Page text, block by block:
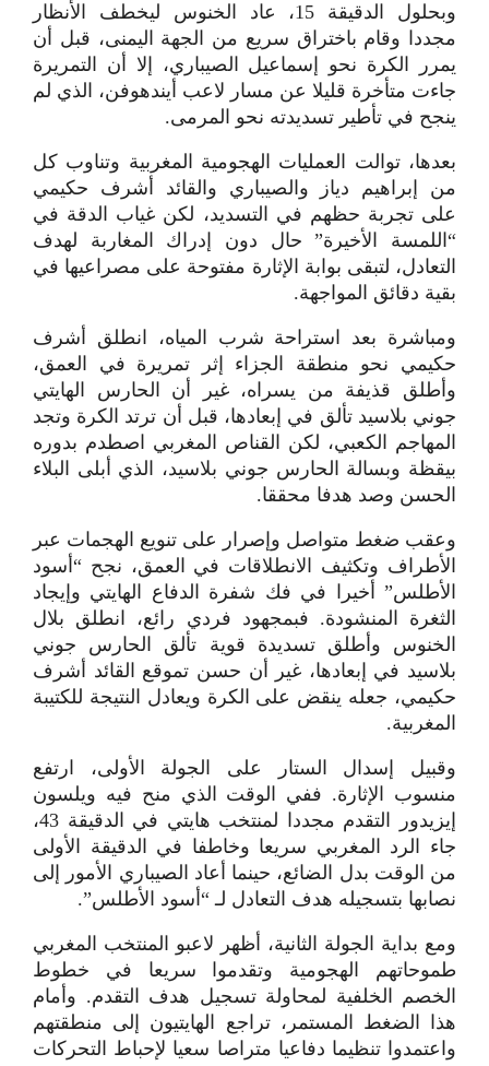
وبحلول الدقيقة 15، عاد الخنوس ليخطف الأنظار
مجددا وقام باختراق سريع من الجهة اليمنى، قبل أن
يمرر الكرة نحو إسماعيل الصيباري، إلا أن التمريرة
جاءت متأخرة قليلا عن مسار لاعب أيندهوفن، الذي لم
ينجح في تأطير تسديدته نحو المرمى.
بعدها، توالت العمليات الهجومية المغربية وتناوب كل
من إبراهيم دياز والصيباري والقائد أشرف حكيمي
على تجربة حظهم في التسديد، لكن غياب الدقة في
“اللمسة الأخيرة” حال دون إدراك المغاربة لهدف
التعادل، لتبقى بوابة الإثارة مفتوحة على مصراعيها في
بقية دقائق المواجهة.
ومباشرة بعد استراحة شرب المياه، انطلق أشرف
حكيمي نحو منطقة الجزاء إثر تمريرة في العمق،
وأطلق قذيفة من يسراه، غير أن الحارس الهايتي
جوني بلاسيد تألق في إبعادها، قبل أن ترتد الكرة وتجد
المهاجم الكعبي، لكن القناص المغربي اصطدم بدوره
بيقظة وبسالة الحارس جوني بلاسيد، الذي أبلى البلاء
الحسن وصد هدفا محققا.
وعقب ضغط متواصل وإصرار على تنويع الهجمات عبر
الأطراف وتكثيف الانطلاقات في العمق، نجح “أسود
الأطلس” أخيرا في فك شفرة الدفاع الهايتي وإيجاد
الثغرة المنشودة. فبمجهود فردي رائع، انطلق بلال
الخنوس وأطلق تسديدة قوية تألق الحارس جوني
بلاسيد في إبعادها، غير أن حسن تموقع القائد أشرف
حكيمي، جعله ينقض على الكرة ويعادل النتيجة للكتيبة
المغربية.
وقبيل إسدال الستار على الجولة الأولى، ارتفع
منسوب الإثارة. ففي الوقت الذي منح فيه ويلسون
إيزيدور التقدم مجددا لمنتخب هايتي في الدقيقة 43،
جاء الرد المغربي سريعا وخاطفا في الدقيقة الأولى
من الوقت بدل الضائع، حينما أعاد الصيباري الأمور إلى
نصابها بتسجيله هدف التعادل لـ “أسود الأطلس”.
ومع بداية الجولة الثانية، أظهر لاعبو المنتخب المغربي
طموحاتهم الهجومية وتقدموا سريعا في خطوط
الخصم الخلفية لمحاولة تسجيل هدف التقدم. وأمام
هذا الضغط المستمر، تراجع الهايتيون إلى منطقتهم
واعتمدوا تنظيما دفاعيا متراصا سعيا لإحباط التحركات